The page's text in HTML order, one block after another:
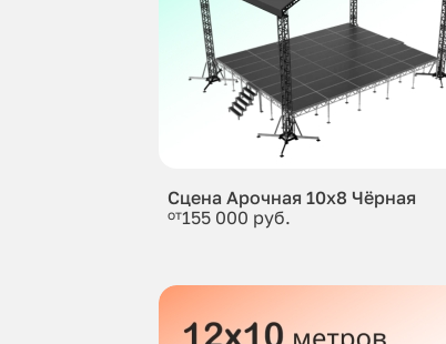
Сцена Арочная 10x8 Чёрная
от155 000 руб.